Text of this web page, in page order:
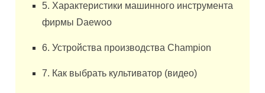
5. Характеристики машинного инструмента
фирмы Daewoo
6. Устройства производства Champion
7. Как выбрать культиватор (видео)